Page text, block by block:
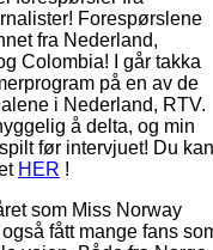
Forespørslene
fra Nederland,
Colombia! I går takka
på en av de
i Nederland, RTV.
å delta, og min
før intervjuet! Du kan
HER !
som Miss Norway
fått mange fans